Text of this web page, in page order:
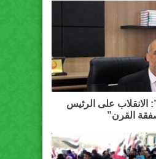
الانقلاب على الرئيس
القرن”